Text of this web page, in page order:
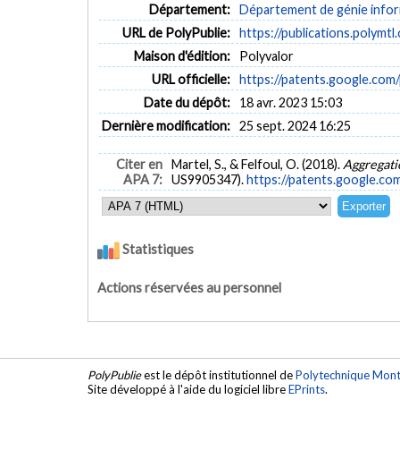
Département: Département de génie
URL de PolyPublie: https://
Maison d'édition:
Polyvalor
URL officielle: https://
Date du dépôt:
18 avr. 2023 15:03
Dernière modification: 25 sept. 2024 16:25
Citer en
APA 7:
Martel, S., & Felfoul, O. (2018).
US9905347).https://
Statistiques
Actions réservées au personnel
PolyPublieest le dépôt institutionnel dePolytechnique
Site développé à l'aide du logiciel libreEPrints.